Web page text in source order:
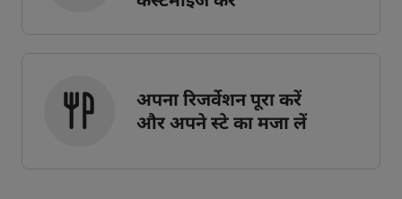
अपना रिजर्वेशन पूरा करें
और अपने स्टे का मजा लें